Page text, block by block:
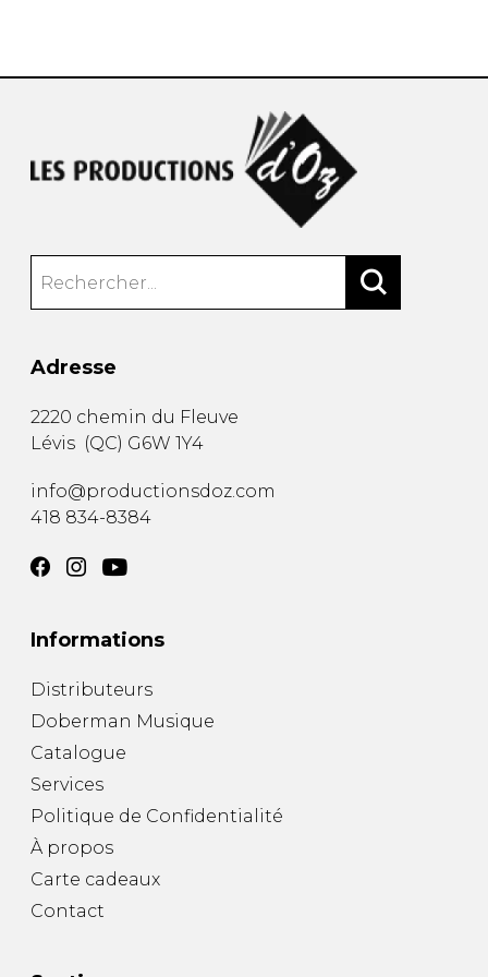
Adresse
2220 chemin du Fleuve
Lévis (QC) G6W 1Y4
info@productionsdoz.com
418 834-8384
Informations
Distributeurs
Doberman Musique
Catalogue
Services
Politique de Confidentialité
À propos
Carte cadeaux
Contact